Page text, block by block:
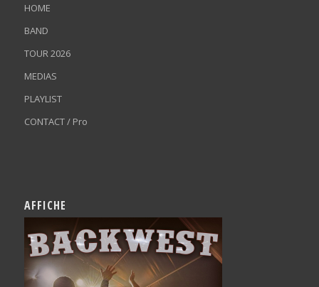
HOME
BAND
TOUR 2026
MEDIAS
PLAYLIST
CONTACT / Pro
AFFICHE